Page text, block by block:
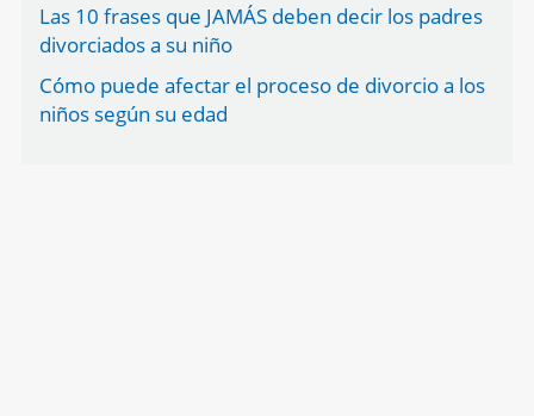
Las 10 frases que JAMÁS deben decir los padres
divorciados a su niño
Cómo puede afectar el proceso de divorcio a los
niños según su edad